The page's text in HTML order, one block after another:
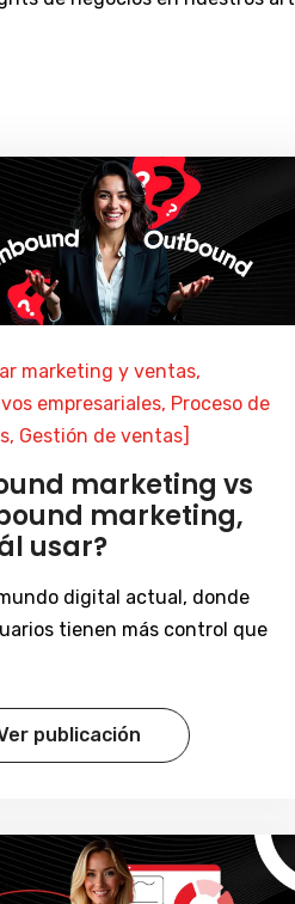
marketing y ventas,
empresariales, Proceso de
Gestión de ventas]
marketing vs
marketing,
usar?
digital actual, donde
tienen más control que
publicación